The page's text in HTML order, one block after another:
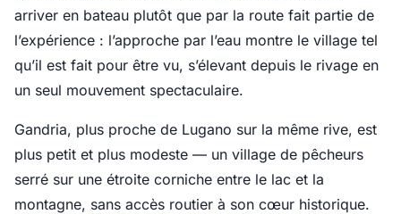
arriver en bateau plutôt que par la route fait partie de
l’expérience : l’approche par l’eau montre le village tel
qu’il est fait pour être vu, s’élevant depuis le rivage en
un seul mouvement spectaculaire.
Gandria, plus proche de Lugano sur la même rive, est
plus petit et plus modeste — un village de pêcheurs
serré sur une étroite corniche entre le lac et la
montagne, sans accès routier à son cœur historique.